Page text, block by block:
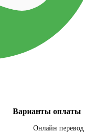
Варианты оплаты
Онлайн перевод